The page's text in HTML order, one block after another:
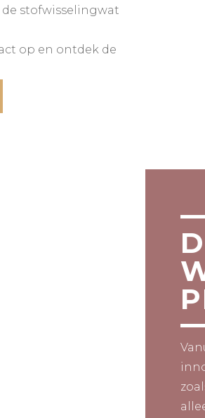
stofwisselingwat
op en ontdek de